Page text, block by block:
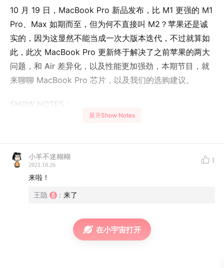
10 月 19 日，MacBook Pro 新品发布，比 M1 更强的 M1
Pro、Max 如期而至，但为何不直接叫 M2？苹果还是诚
实的，因为这显然不能当成一次大版本迭代，不过就算如
此，此次 MacBook Pro 更新终于解决了之前苹果的两大
问题，和 Air 差异化，以及性能更加强劲，本期节目，就
来聊聊 MacBook Pro 芯片，以及我们的选购建议。
SHOW NOTES：
M1 Pro、Max 相比 M1 最大的提升是什么？
拉开和 Air 的差距，这一代 Pro 做到了
这一代的 Pro 为什么是真 Pro，之前都是假 Pro 吗？
缺芯大环境下，如何考验苹果刀工？
Pro 、 Max 到底是一条产品线，还是两条产品线？
大 die size 的大 Max
展开Show Notes
小羊不迷糊糊
2021.10.26
1
来啦！
王隐 : 来了
在小宇宙打开